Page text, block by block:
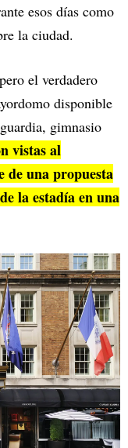
esos días como
la ciudad.
el verdadero
disponible
gimnasio
vistas al
de una propuesta
la estadía en una